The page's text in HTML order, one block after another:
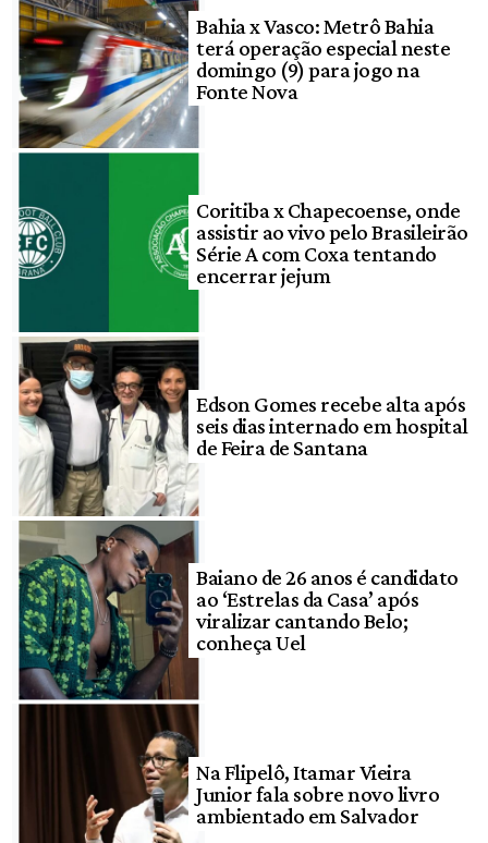
Bahia x Vasco: Metrô Bahia
terá operação especial neste
domingo (9) para jogo na
Fonte Nova
Coritiba x Chapecoense, onde
assistir ao vivo pelo Brasileirão
Série A com Coxa tentando
encerrar jejum
Edson Gomes recebe alta após
seis dias internado em hospital
de Feira de Santana
Baiano de 26 anos é candidato
ao ‘Estrelas da Casa’ após
viralizar cantando Belo;
conheça Uel
Na Flipelô, Itamar Vieira
Junior fala sobre novo livro
ambientado em Salvador